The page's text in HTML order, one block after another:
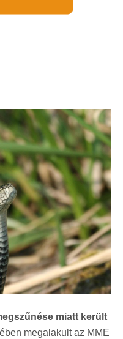
miatt került
megalakult az MME